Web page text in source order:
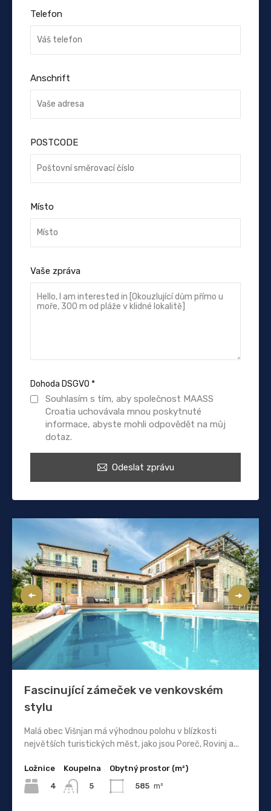
Telefon
Anschrift
POSTCODE
Místo
Vaše zpráva
Dohoda DSGVO *
Souhlasím s tím, aby společnost MAASS
Croatia uchovávala mnou poskytnuté
informace, abyste mohli odpovědět na můj
dotaz.
Odeslat zprávu
Fascinující zámeček ve venkovském
stylu
Malá obec Višnjan má výhodnou polohu v blízkosti
největších turistických měst, jako jsou Poreč, Rovinj a...
Ložnice
4
Koupelna
5
Obytný prostor (m²)
585 m²